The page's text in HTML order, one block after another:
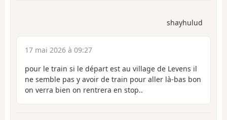
shayhulud
17 mai 2026 à 09:27
pour le train si le départ est au village de Levens il
ne semble pas y avoir de train pour aller là-bas bon
on verra bien on rentrera en stop..